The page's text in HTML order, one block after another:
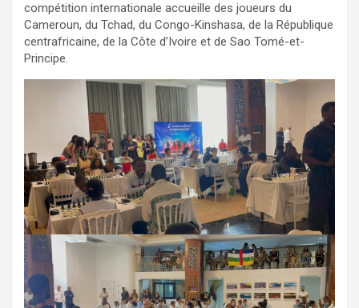
compétition internationale accueille des joueurs du
Cameroun, du Tchad, du Congo-Kinshasa, de la République
centrafricaine, de la Côte d’Ivoire et de Sao Tomé-et-
Principe.